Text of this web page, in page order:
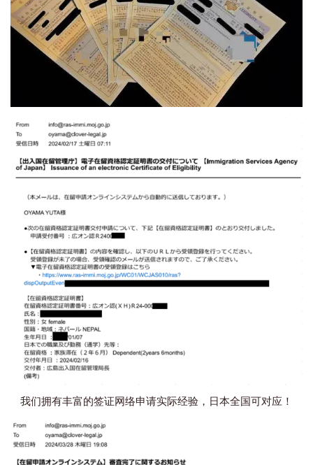
我们拥有丰富的签证网络申请实际经验，日本全国可对应！